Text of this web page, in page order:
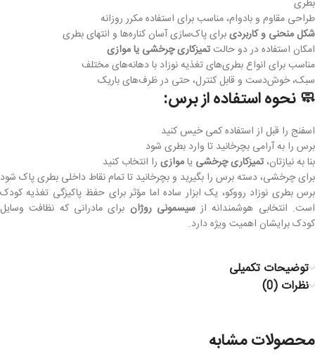
بطری
طراحی مقاوم و بادوام، مناسب برای استفاده مکرر روزانه
شکل منحنی و کاربردیبرای پاک‌سازی آسان کناره‌ها و انتهای بطری
امکان استفاده در دو حالتتمیزکاری چرخشی یا موازی
مناسب برای انواع بطری‌های تغذیه نوزاد با دهانه‌های مختلف
سبک، خوش‌دست و قابل کنترل، حتی در ظرف‌های باریک
🧼 نحوه استفاده از برس:
اسفنج را قبل از استفاده کمی خیس کنید
برس را به آرامی بچرخانید تا وارد بطری شود
بنا به نیازتان، تمیزکاری چرخشی یاموازی را انتخاب کنید
برای چرخشی، دسته برس را بگیرید و بچرخانید تا تمام نقاط داخلی بطری پاک شود
برس بطری نوزاد رووکو، یک ابزار ساده اما مؤثر برای حفظ پاکیزگی تغذیه کودک
است. انتخابی هوشمندانه ازسیسمونی روژان برای مادرانی که نظافت وسایل
کودک برایشان اهمیت ویژه دارد.
توضیحات تکمیلی
نظرات (0)
محصولات مشابه